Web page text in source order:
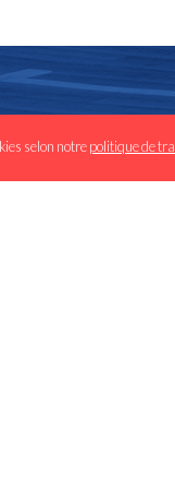
selon notrepolitique de